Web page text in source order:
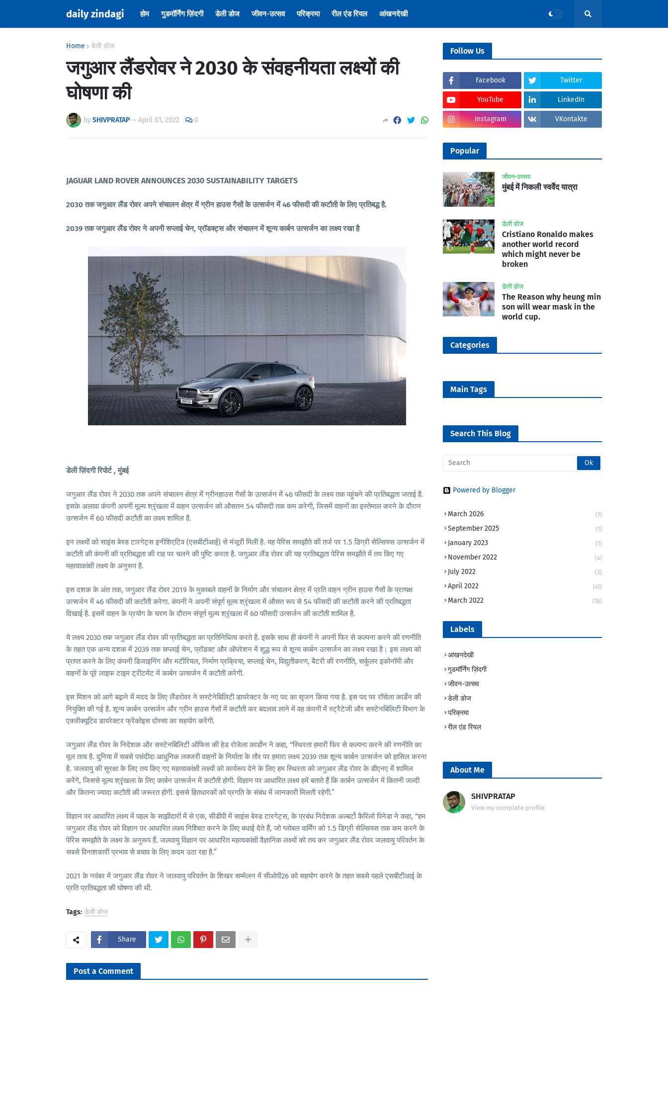
daily zindagi होम गुडमॉर्निंग ज़िंदगी डेली डोज जीवन-उत्सव परिक्रमा रील एंड रियल आंखनदेखी
Home डेली डोज
जगुआर लैंडरोवर ने 2030 के संवहनीयता लक्ष्यों की
घोषणा की
bySHIVPRATAP—April 01, 2022 0
JAGUAR LAND ROVER ANNOUNCES 2030 SUSTAINABILITY TARGETS
2030 तक जगुआर लैंड रोवर अपने संचालन क्षेत्र में ग्रीन हाउस गैसों के उत्सर्जन में 46 फीसदी की कटौती के लिए प्रतिबद्ध है.
2039 तक जगुआर लैंड रोवर ने अपनी सप्लाई चेन, प्रॉडक्ट्स और संचालन में शून्य कार्बन उत्सर्जन का लक्ष्य रखा है
डेली ज़िंदगी रिपोर्ट , मुंबई
जगुआर लैंड रोवर ने 2030 तक अपने संचालन क्षेत्र में ग्रीनहाउस गैसों के उत्सर्जन में 46 फीसदी के लक्ष्य तक पहुंचने की प्रतिबद्धता जताई है.
इसके अलावा कंपनी अपनी मूल्य श्रृंखला में वाहन उत्सर्जन को औसतन 54 फीसदी तक कम करेगी, जिसमें वाहनों का इस्तेमाल करने के दौरान
उत्सर्जन में 60 फीसदी कटौती का लक्ष्य शामिल है.
इन लक्ष्यों को साइंस बेस्ड टारगेट्स इनीशिएटिव (एसबीटीआई) से मंजूरी मिली है. यह पेरिस समझौते की तर्ज पर 1.5 डिग्री सेल्सियस उत्सर्जन में
कटौती की कंपनी की प्रतिबद्धता की राह पर चलने की पुष्टि करता है. जगुआर लैंड रोवर की यह प्रतिबद्धता पेरिस समझौते में तय किए गए
महत्वाकांक्षी लक्ष्य के अनुरूप है.
इस दशक के अंत तक, जगुआर लैंड रोवर 2019 के मुकाबले वाहनों के निर्माण और संचालन क्षेत्र में प्रति वाहन ग्रीन हाउस गैसों के प्रत्यक्ष
उत्सर्जन में 46 फीसदी की कटौती करेगा. कंपनी ने अपनी संपूर्ण मूल्य श्रृंखला में औसत रूप से 54 फीसदी की कटौती करने की प्रतिबद्धता
दिखाई है. इसमें वाहन के प्रयोग के चरण के दौरान संपूर्ण मूल्य श्रृंखला में 60 फीसदी उत्सर्जन की कटौती शामिल है.
ये लक्ष्य 2030 तक जगुआर लैंड रोवर की प्रतिबद्धता का प्रतिनिधित्व करते है. इसके साथ ही कंपनी ने अपनी फिर से कल्पना करने की रणनीति
के तहत एक अन्य दशक में 2039 तक सप्लाई चेन, प्रॉडक्ट और ऑपरेशन में शुद्ध रूप से शून्य कार्बन उत्सर्जन का लक्ष्य रखा है। इस लक्ष्य को
प्राप्त करने के लिए कंपनी डिजाइनिंग और मटीरियल, निर्माण प्रक्रिया, सप्लाई चेन, विद्युतीकरण, बैटरी की रणनीति, सर्कुलर इकोनॉमी और
वाहनों के पूरे लाइफ टाइम ट्रीटमेंट में कार्बन उत्सर्जन में कटौती करेगी.
इस मिशन को आगे बढ़ाने में मदद के लिए लैंडरोवर ने सस्टेनेबिलिटी डायरेक्टर के नए पद का सृजन किया गया है. इस पद पर रॉसेला कार्डेन की
नियुक्ति की गई है. शून्य कार्बन उत्सर्जन और ग्रीन हाउस गैसों में कटौती कर बदलाव लाने में वह कंपनी में स्ट्रैटेजी और सस्टेनबिलिटी विभाग के
एक्‍जीक्‍यूटिव डायरेक्‍टर फ्रेंकोइस दोस्सा का सहयोग करेंगी.
जगुआर लैंड रोवर के निदेशक और सस्टेनबिलिटी ऑफिस की हेड रोजेला कार्डोन ने कहा, “स्थिरता हमारी फिर से कल्पना करने की रणनीति का
मूल तत्व है. दुनिया में सबसे पसंदीदा आधुनिक लक्जरी वाहनों के निर्माता के तौर पर हमारा लक्ष्य 2039 तक शून्य कार्बन उत्सर्जन को हासिल करना
है. जलवायु की सुरक्षा के लिए तय किए गए महत्वाकांक्षी लक्ष्यों को कार्यरूप देने के लिए हम स्थिरता को जगुआर लैंड रोवर के डीएनए में शामिल
करेंगे, जिससे मूल्य श्रृंखला के लिए कार्बन उत्सर्जन में कटौती होगी. विज्ञान पर आधारित लक्ष्य हमें बताते हैं कि कार्बन उत्सर्जन में कितनी जल्दी
और कितना ज्यादा कटौती की जरूरत होगी. इससे हितधारकों को प्रगति के संबंध में जानकारी मिलती रहेगी.”
विज्ञान पर आधारित लक्ष्य में पहल के साझीदारों में से एक, सीडीपी में साइंस बेस्ड टारगेट्स, के प्रबंध निदेशक अल्बर्टो कैरिलो पिनेडा ने कहा, “हम
जगुआर लैंड रोवर को विज्ञान पर आधारित लक्ष्य निश्चित करने के लिए बधाई देते हैं, जो ग्लोबल वार्मिंग को 1.5 डिग्री सेल्सियस तक कम करने के
पेरिस समझौते के लक्ष्य के अनुरूप हैं. जलवायु विज्ञान पर आधारित महत्वकांक्षी वैज्ञानिक लक्ष्यों को तय कर जगुआर लैंड रोवर जलवायु परिवर्तन के
सबसे विनाशकारी प्रभाव से बचाव के लिए कदम उठा रहा है.”
2021 के नवंबर में जगुआर लैंड रोवर ने जलवायु परिवर्तन के शिखर सम्मेलन में सीओपी26 को सहयोग करने के तहत सबसे पहले एसबीटीआई के
प्रति प्रतिबद्धता की घोषणा की थी.
Tags: डेली डोज
Share
Post a Comment
Follow Us
Facebook Twitter
YouTube LinkedIn
Instagram VKontakte
Popular
जीवन-उत्सव
मुंबई में निकली स्वर्वेद यात्रा
डेली डोज
Cristiano Ronaldo makes
another world record
which might never be
broken
डेली डोज
The Reason why heung min
son will wear mask in the
world cup.
Categories
Main Tags
Search This Blog
Powered by Blogger
March 2026 (1)
September 2025 (1)
January 2023 (1)
November 2022 (4)
July 2022 (3)
April 2022 (41)
March 2022 (16)
Labels
आंखनदेखी
गुडमॉर्निंग ज़िंदगी
जीवन-उत्सव
डेली डोज
परिक्रमा
रील एंड रियल
About Me
SHIVPRATAP
View my complete profile